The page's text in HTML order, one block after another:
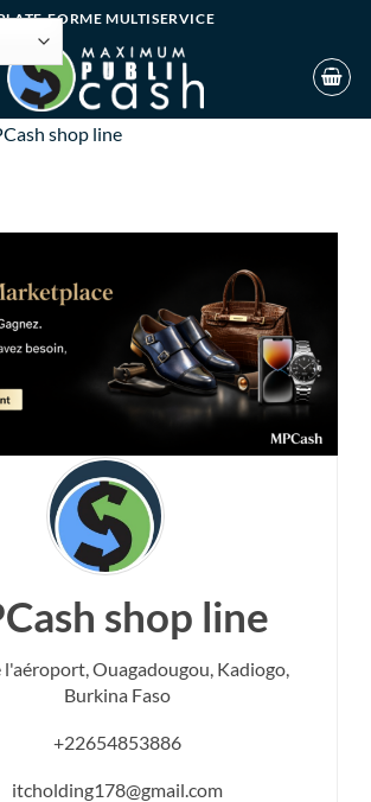
FORME MULTISERVICE
shop line
shop line
l'aéroport,Ouagadougou, Kadiogo,
Burkina Faso
+22654853886
itcholding178@gmail.com